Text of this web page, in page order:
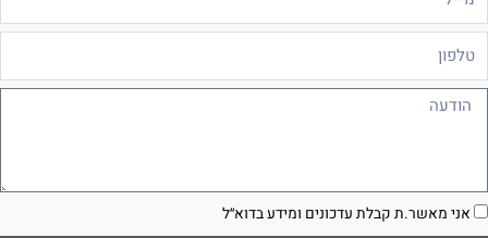
אני מאשר.ת קבלת עדכונים ומידע בדוא״ל